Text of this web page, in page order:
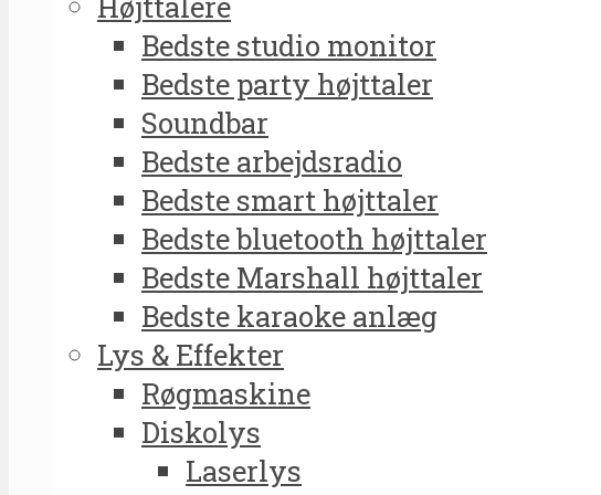
Bedste studio monitor
Bedste party højttaler
Soundbar
Bedste arbejdsradio
Bedste smart højttaler
Bedste bluetooth højttaler
Bedste Marshall højttaler
Bedste karaoke anlæg
Lys & Effekter
Røgmaskine
Diskolys
Laserlys